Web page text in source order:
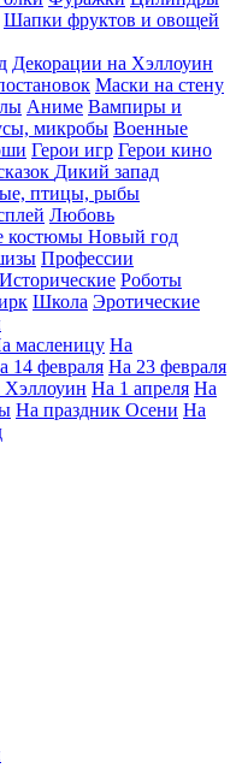
Шапки фруктов и овощей
Декорации на Хэллоуин
Маски на стену
Аниме Вампиры и
микробы Военные
Герои игр Герои кино
Дикий запад
птицы, рыбы
Любовь
костюмы Новый год
Профессии
Роботы
Школа Эротические
масленицу На
14 февраля На 23 февраля
На 1 апреля На
На праздник Осени На